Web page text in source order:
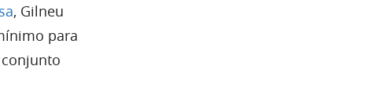
, Gilneu
para
conjunto